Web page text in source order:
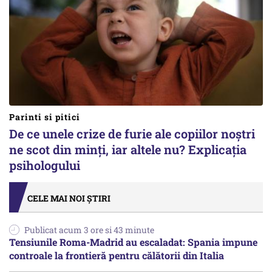
Parinti si pitici
De ce unele crize de furie ale copiilor noștri
ne scot din minți, iar altele nu? Explicația
psihologului
CELE MAI NOI ȘTIRI
Publicat acum 3 ore si 43 minute
Tensiunile Roma-Madrid au escaladat: Spania impune
controale la frontieră pentru călătorii din Italia